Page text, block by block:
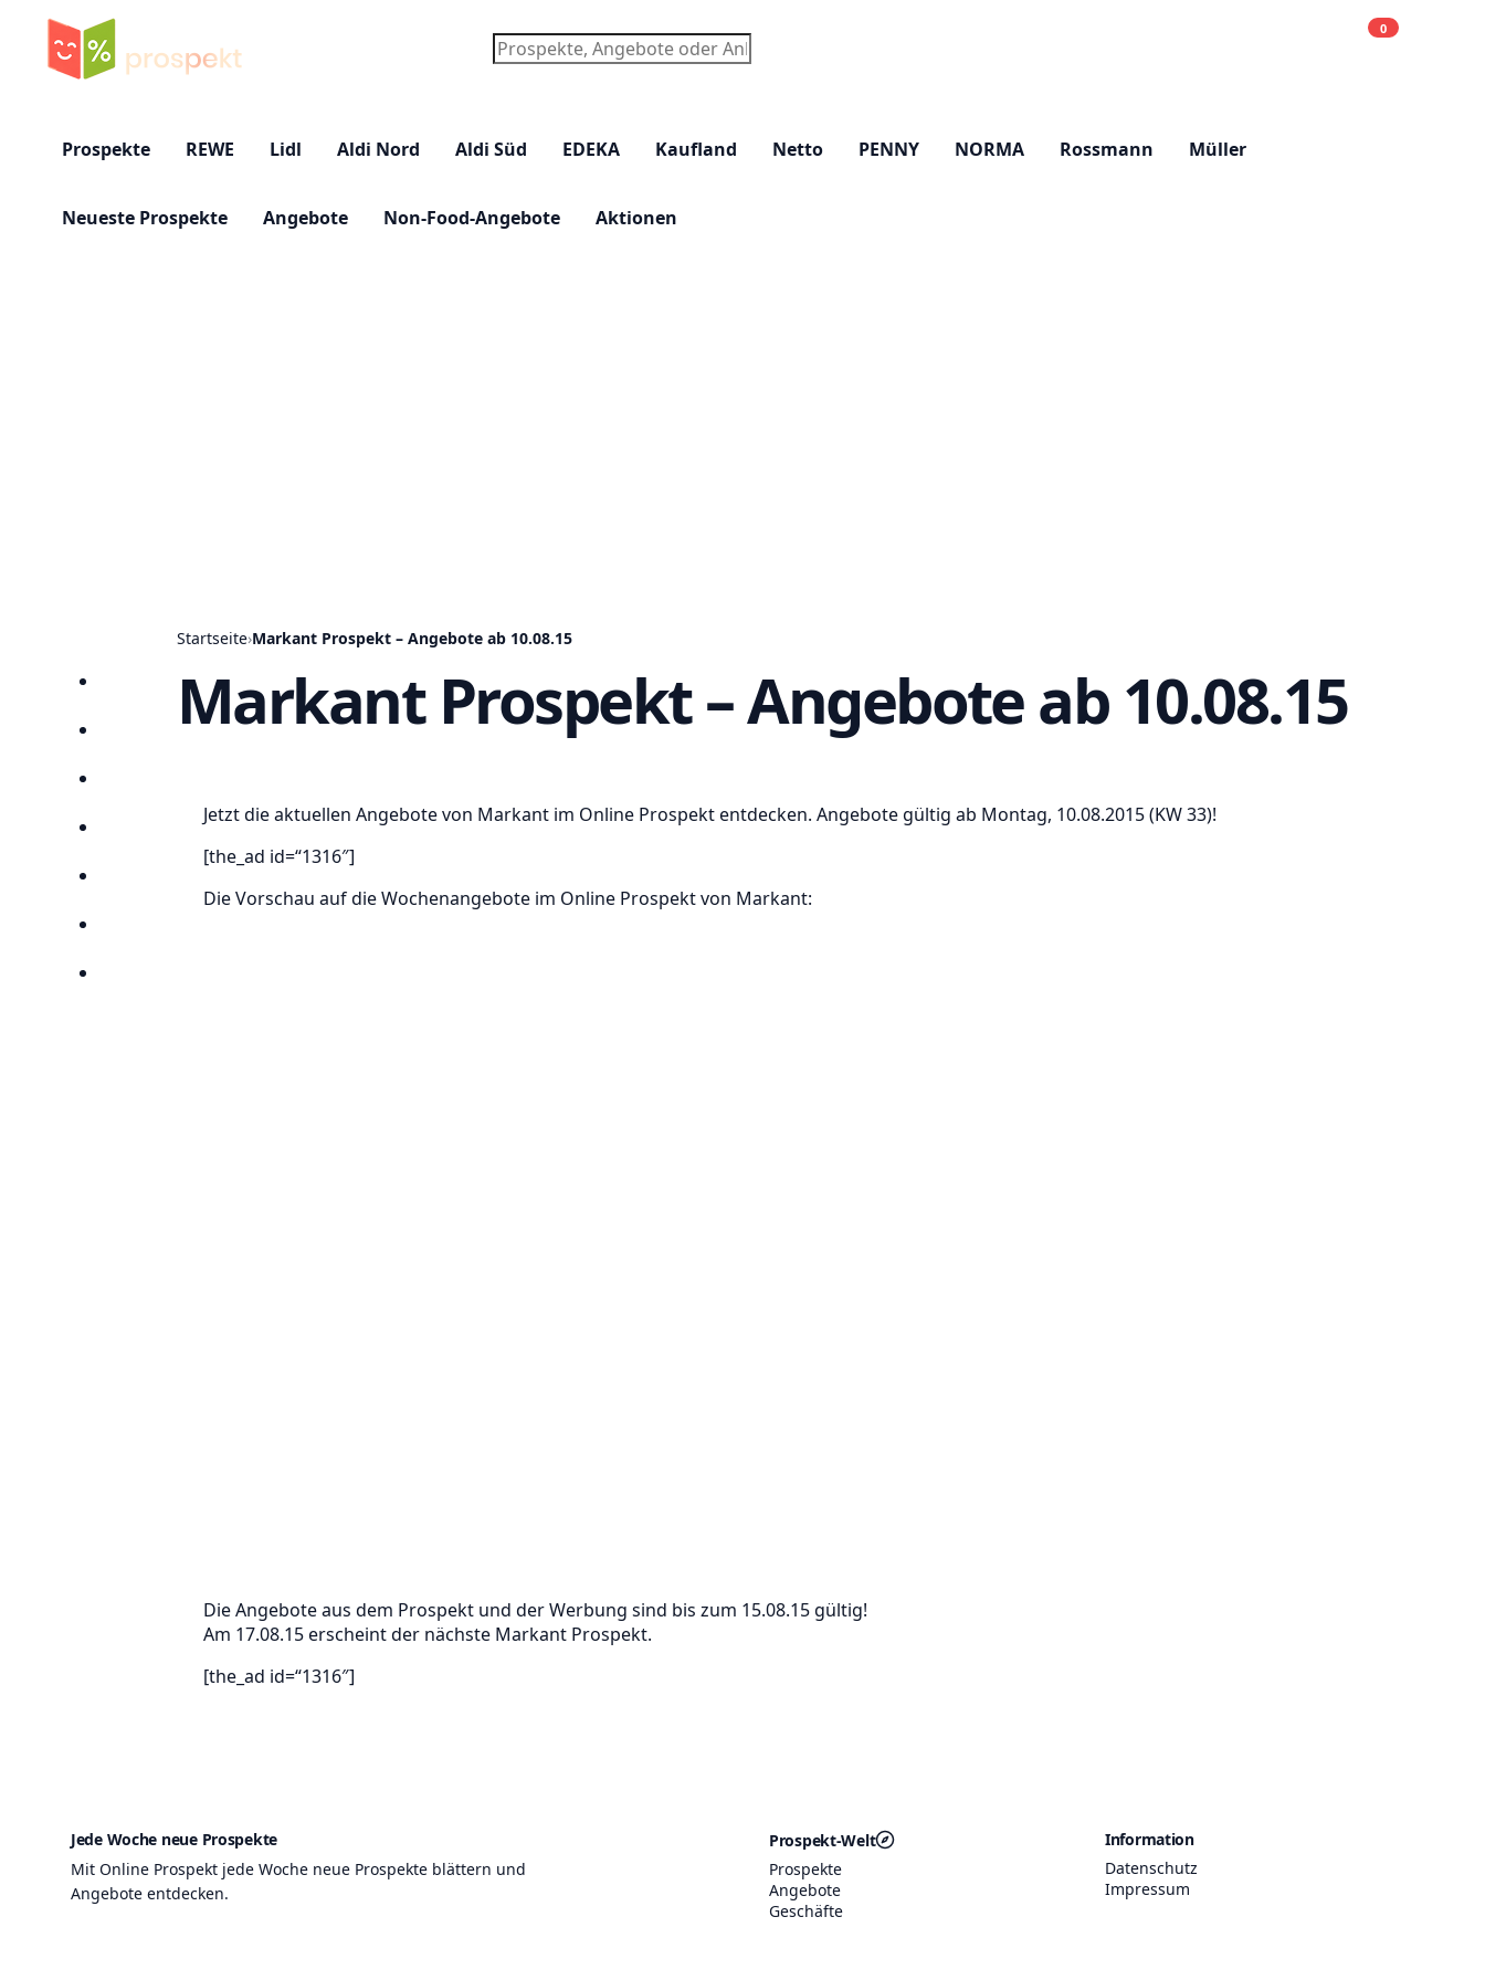
Suchen
0
Prospekte REWE Lidl Aldi Nord Aldi Süd EDEKA Kaufland Netto PENNY NORMA Rossmann Müller
Neueste Prospekte Angebote Non-Food-Angebote Aktionen
Startseite
Startseite›Markant Prospekt – Angebote ab 10.08.15
Markant Prospekt – Angebote ab 10.08.15
Jetzt die aktuellen Angebote von Markant im Online Prospekt entdecken. Angebote gültig ab Montag, 10.08.2015 (KW 33)!
[the_ad id=“1316″]
Die Vorschau auf die Wochenangebote im Online Prospekt von Markant:
Die Angebote aus dem Prospekt und der Werbung sind bis zum 15.08.15 gültig!
Am 17.08.15 erscheint der nächste Markant Prospekt.
[the_ad id=“1316″]
Jede Woche neue Prospekte
Mit Online Prospekt jede Woche neue Prospekte blättern und
Angebote entdecken.
Prospekt-Welt
Prospekte
Angebote
Geschäfte
Information
Datenschutz
Impressum